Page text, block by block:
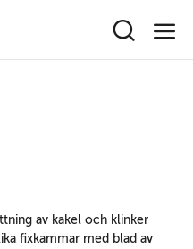
av kakel och klinker
fixkammar med blad av